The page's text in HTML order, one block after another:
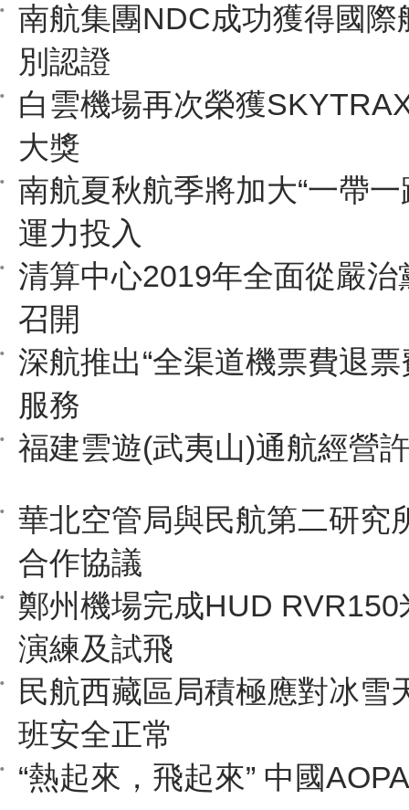
南航集團NDC成功獲得國際
別認證
白雲機場再次榮獲
大獎
南航夏秋航季將加大“一帶一
運力投入
清算中心2019年全面從嚴治
召開
深航推出“全渠道機票費退票
服務
福建雲遊(武夷山)通航經營
華北空管局與民航第二研究
合作協議
鄭州機場完成HUD RVR150
演練及試飛
民航西藏區局積極應對冰雪
班安全正常
“熱起來，飛起來” 中國